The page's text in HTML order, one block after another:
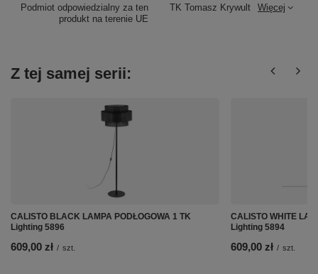
Podmiot odpowiedzialny za ten
produkt na terenie UE
TK Tomasz Krywult Więcej
Z tej samej serii:
CALISTO BLACK LAMPA PODŁOGOWA 1 TK
Lighting 5896
609,00 zł / szt.
CALISTO WHITE
Lighting 5894
609,00 zł / szt.